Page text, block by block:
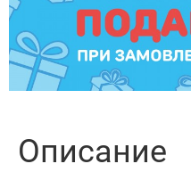
Описание